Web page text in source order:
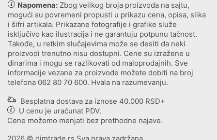
Napomena: Zbog velikog broja proizvoda na sajtu,
mogući su povremeni propusti u prikazu cena, opisa, slika
i šifri artikala. Prikazane fotografije i grafike služe
isključivo kao ilustracija i ne garantuju potpunu tačnost.
Takođe, u retkim slučajevima može se desiti da neki
proizvodi trenutno nisu dostupni. Cene su izražene u
dinarima i mogu se razlikovati od maloprodajnih. Sve
informacije vezane za proizvode možete dobiti na broj
telefona 062 80 70 600. Hvala na razumevanju.
Besplatna dostava za iznose 40.000 RSD+
U cenu je uračunat PDV.
Cene možemo menjati bez prethodne najave.